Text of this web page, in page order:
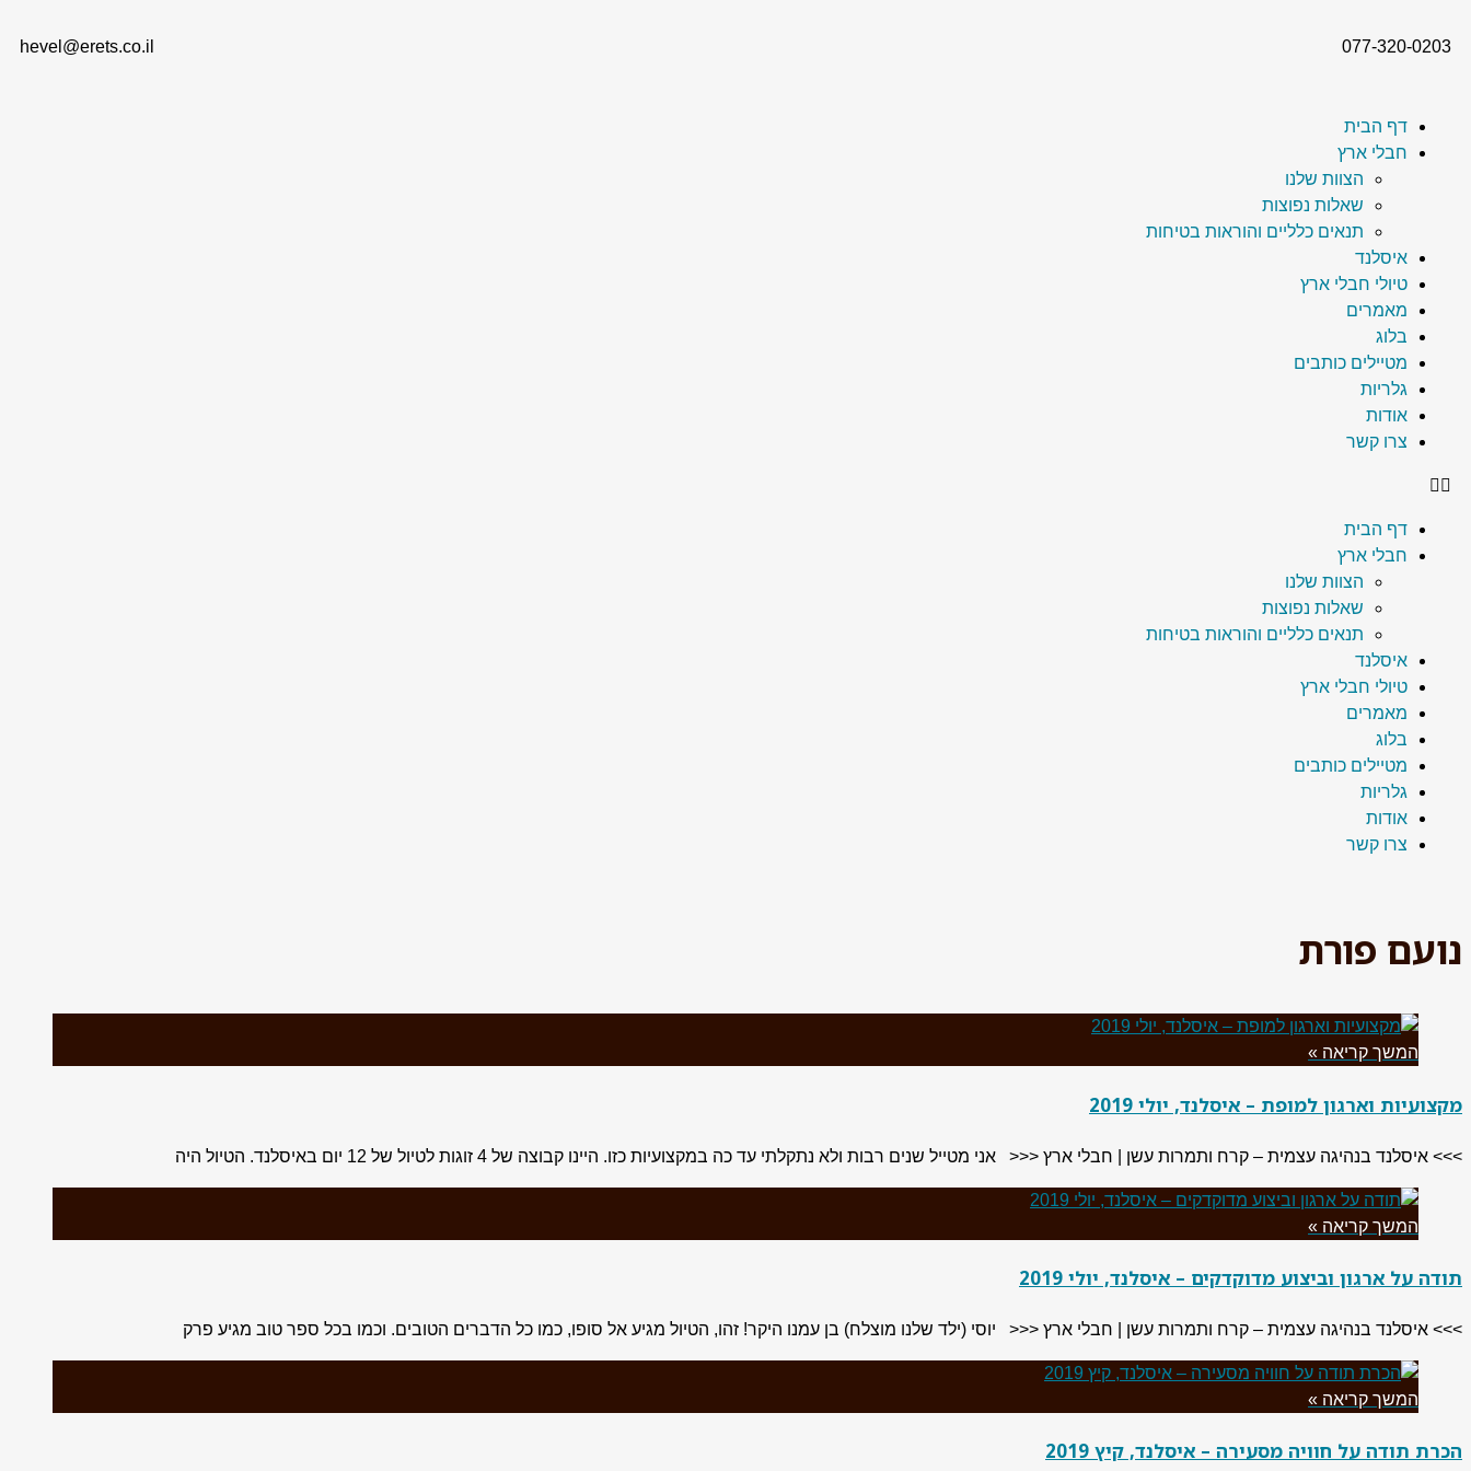
077-320-0203
hevel@erets.co.il
דף הבית
חבלי ארץ
הצוות שלנו
שאלות נפוצות
תנאים כלליים והוראות בטיחות
איסלנד
טיולי חבלי ארץ
מאמרים
בלוג
מטיילים כותבים
גלריות
אודות
צרו קשר
דף הבית
חבלי ארץ
הצוות שלנו
שאלות נפוצות
תנאים כלליים והוראות בטיחות
איסלנד
טיולי חבלי ארץ
מאמרים
בלוג
מטיילים כותבים
גלריות
אודות
צרו קשר
נועם פורת
המשך קריאה »
מקצועיות וארגון למופת – איסלנד, יולי 2019
>>> איסלנד בנהיגה עצמית – קרח ותמרות עשן | חבלי ארץ <<< אני מטייל שנים רבות ולא נתקלתי עד כה במקצועיות כזו. היינו קבוצה של 4 זוגות לטיול של 12 יום באיסלנד. הטיול היה
המשך קריאה »
תודה על ארגון וביצוע מדוקדקים – איסלנד, יולי 2019
>>> איסלנד בנהיגה עצמית – קרח ותמרות עשן | חבלי ארץ <<< יוסי (ילד שלנו מוצלח) בן עמנו היקר! זהו, הטיול מגיע אל סופו, כמו כל הדברים הטובים. וכמו בכל ספר טוב מגיע פרק
המשך קריאה »
הכרת תודה על חוויה מסעירה – איסלנד, קיץ 2019